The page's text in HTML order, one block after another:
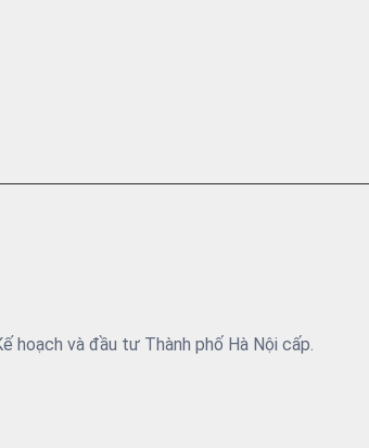
hoạch và đầu tư Thành phố Hà Nội cấp.